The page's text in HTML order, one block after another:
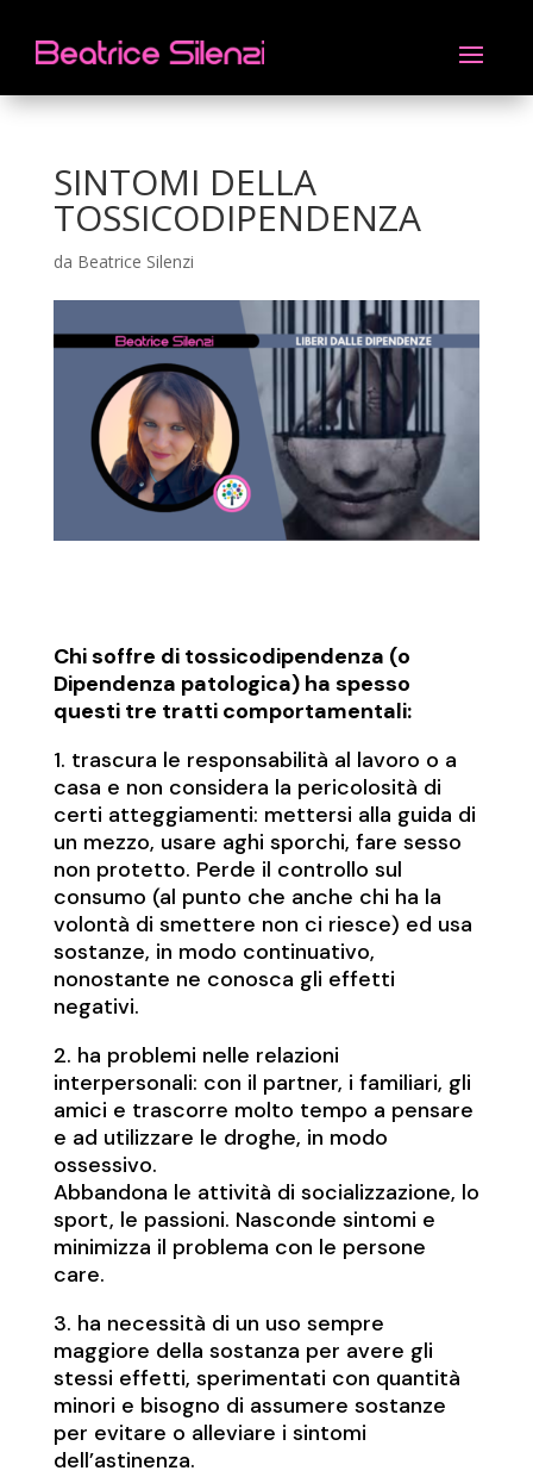
SINTOMI DELLA
TOSSICODIPENDENZA
da Beatrice Silenzi
Chi soffre di tossicodipendenza (o
Dipendenza patologica) ha spesso
questi tre tratti comportamentali:
1. trascura le responsabilità al lavoro o a
casa e non considera la pericolosità di
certi atteggiamenti: mettersi alla guida di
un mezzo, usare aghi sporchi, fare sesso
non protetto. Perde il controllo sul
consumo (al punto che anche chi ha la
volontà di smettere non ci riesce) ed usa
sostanze, in modo continuativo,
nonostante ne conosca gli effetti
negativi.
2. ha problemi nelle relazioni
interpersonali: con il partner, i familiari, gli
amici e trascorre molto tempo a pensare
e ad utilizzare le droghe, in modo
ossessivo.
Abbandona le attività di socializzazione, lo
sport, le passioni. Nasconde sintomi e
minimizza il problema con le persone
care.
3. ha necessità di un uso sempre
maggiore della sostanza per avere gli
stessi effetti, sperimentati con quantità
minori e bisogno di assumere sostanze
per evitare o alleviare i sintomi
dell’astinenza.